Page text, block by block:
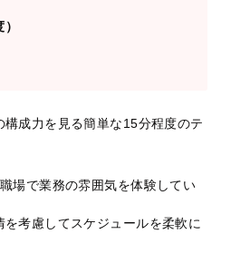
構成力を見る簡単な15分程度のテ
場で業務の雰囲気を体験してい
考慮してスケジュールを柔軟に